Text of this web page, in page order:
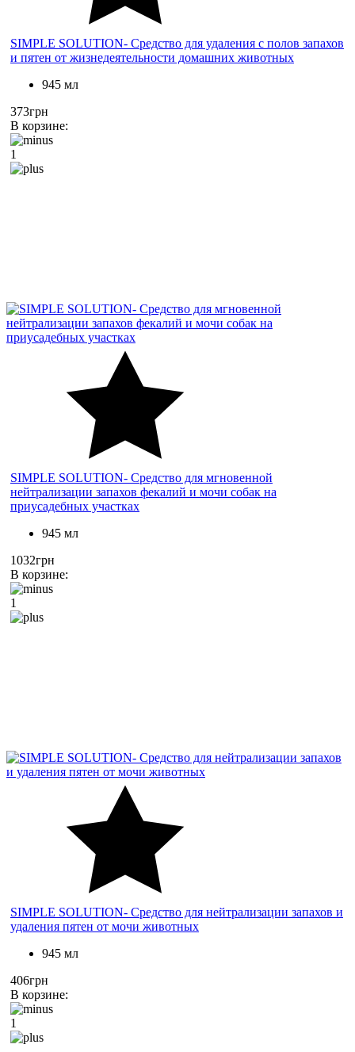
SIMPLE SOLUTION- Средство для удаления с полов запахов
и пятен от жизнедеятельности домашних животных
945 мл
373грн
В корзине:
1
SIMPLE SOLUTION- Средство для мгновенной
нейтрализации запахов фекалий и мочи собак на
приусадебных участках
945 мл
1032грн
В корзине:
1
SIMPLE SOLUTION- Средство для нейтрализации запахов и
удаления пятен от мочи животных
945 мл
406грн
В корзине:
1